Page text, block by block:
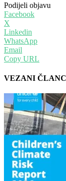
Podijeli objavu
Facebook
X
Linkedin
WhatsApp
Email
Copy URL
VEZANI